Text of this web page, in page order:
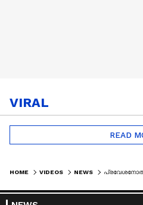
VIRAL
READ
HOME VIDEOS NEWS